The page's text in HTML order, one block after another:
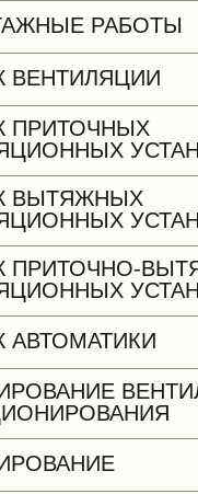
РАБОТЫ
ВЕНТИЛЯЦИИ
ПРИТОЧНЫХ
ВЫТЯЖНЫХ
ПРИТОЧНО-
АВТОМАТИКИ